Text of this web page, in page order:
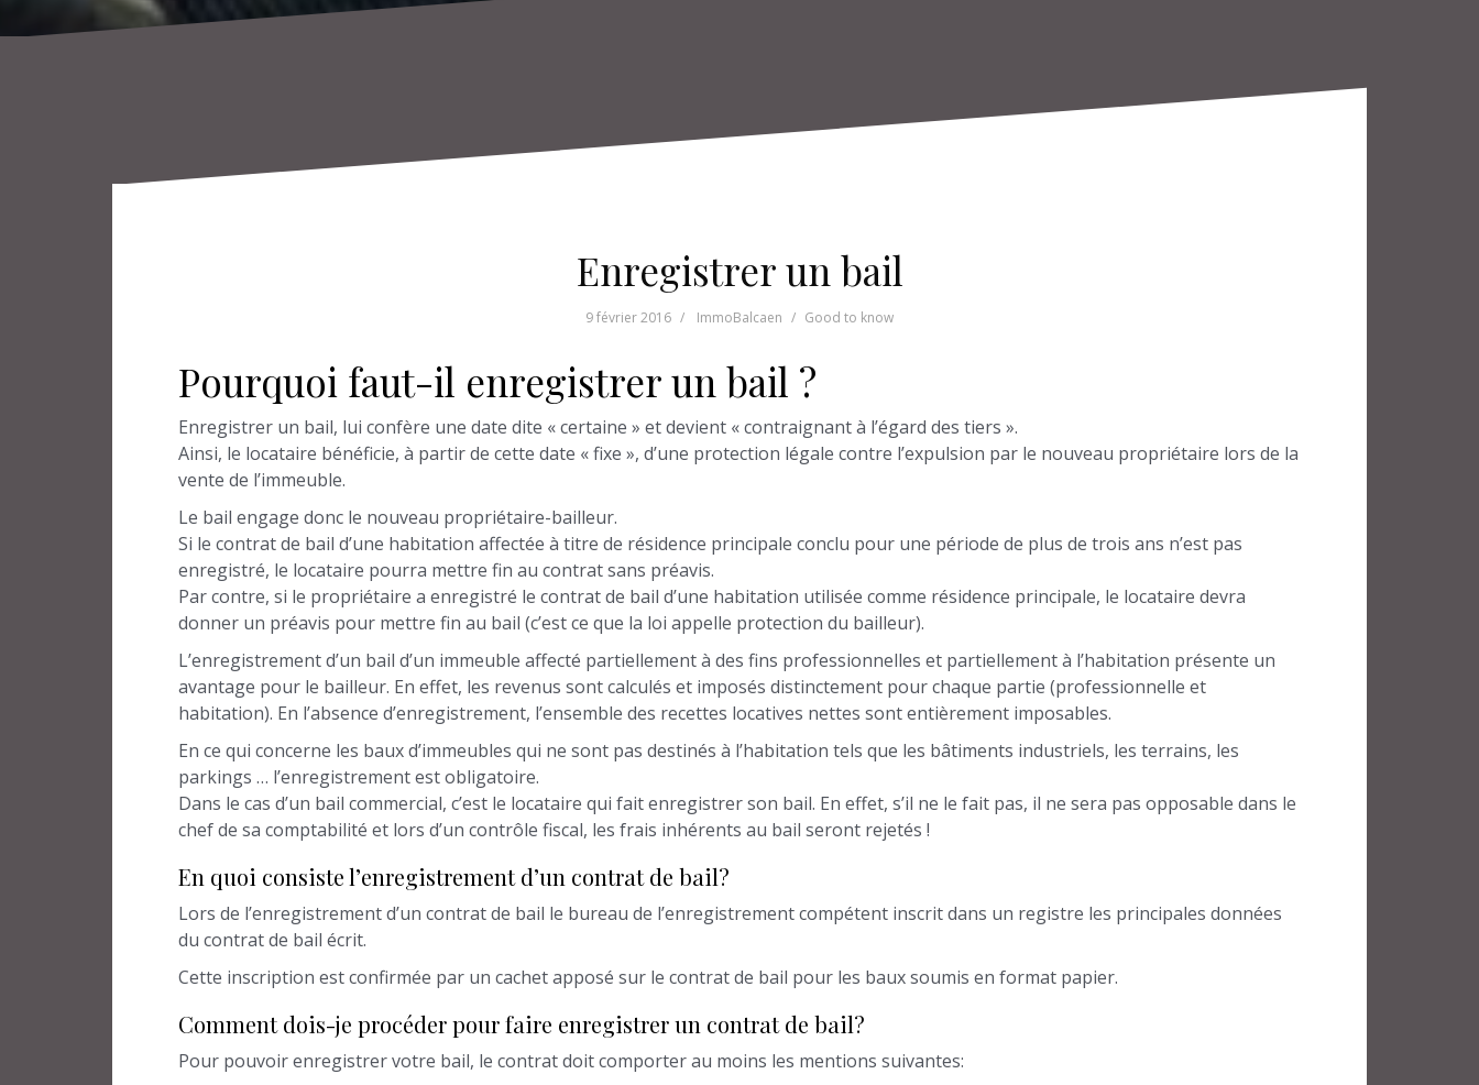
Enregistrer un bail
9 février 2016 ImmoBalcaen Good to know
Pourquoi faut-il enregistrer un bail ?
Enregistrer un bail, lui confère une date dite « certaine » et devient « contraignant à l’égard des tiers ».
Ainsi, le locataire bénéficie, à partir de cette date « fixe », d’une protection légale contre l’expulsion par le nouveau propriétaire lors de la
vente de l’immeuble.
Le bail engage donc le nouveau propriétaire-bailleur.
Si le contrat de bail d’une habitation affectée à titre de résidence principale conclu pour une période de plus de trois ans n’est pas
enregistré, le locataire pourra mettre fin au contrat sans préavis.
Par contre, si le propriétaire a enregistré le contrat de bail d’une habitation utilisée comme résidence principale, le locataire devra
donner un préavis pour mettre fin au bail (c’est ce que la loi appelle protection du bailleur).
L’enregistrement d’un bail d’un immeuble affecté partiellement à des fins professionnelles et partiellement à l’habitation présente un
avantage pour le bailleur. En effet, les revenus sont calculés et imposés distinctement pour chaque partie (professionnelle et
habitation). En l’absence d’enregistrement, l’ensemble des recettes locatives nettes sont entièrement imposables.
En ce qui concerne les baux d’immeubles qui ne sont pas destinés à l’habitation tels que les bâtiments industriels, les terrains, les
parkings … l’enregistrement est obligatoire.
Dans le cas d’un bail commercial, c’est le locataire qui fait enregistrer son bail. En effet, s’il ne le fait pas, il ne sera pas opposable dans le
chef de sa comptabilité et lors d’un contrôle fiscal, les frais inhérents au bail seront rejetés !
En quoi consiste l’enregistrement d’un contrat de bail?
Lors de l’enregistrement d’un contrat de bail le bureau de l’enregistrement compétent inscrit dans un registre les principales données
du contrat de bail écrit.
Cette inscription est confirmée par un cachet apposé sur le contrat de bail pour les baux soumis en format papier.
Comment dois-je procéder pour faire enregistrer un contrat de bail?
Pour pouvoir enregistrer votre bail, le contrat doit comporter au moins les mentions suivantes: